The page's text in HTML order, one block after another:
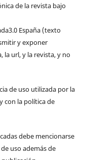
de la revista bajo
España (texto
y exponer
la url, y la revista, y no
de uso utilizada por la
con la política de
debe mencionarse
uso además de